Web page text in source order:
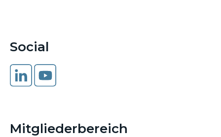
Social
Mitgliederbereich